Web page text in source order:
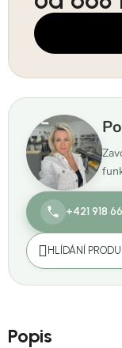
Měrná cena:
+421 918
HLÍDÁNÍ
Popis